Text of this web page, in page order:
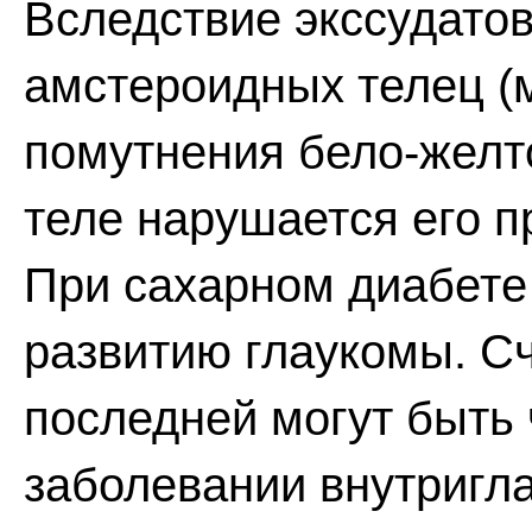
Вследствие
амстероидных телец
помутнения бело-
теле нарушается его
При сахарном
развитию глаукомы.
последней могут
заболевании